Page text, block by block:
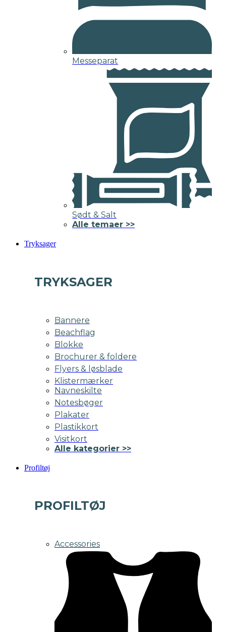
Messeparat
Sødt & Salt
Alle temaer >>
Tryksager
TRYKSAGER
Bannere
Beachflag
Blokke
Brochurer & foldere
Flyers & løsblade
Klistermærker
Navneskilte
Notesbøger
Plakater
Plastikkort
Visitkort
Alle kategorier >>
Profiltøj
PROFILTØJ
Accessories